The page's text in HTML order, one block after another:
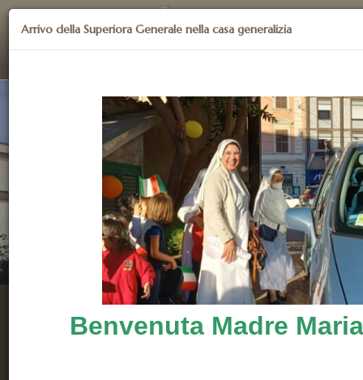
Arrivo della Superiora Generale nella casa generalizia
Benvenuta Madre